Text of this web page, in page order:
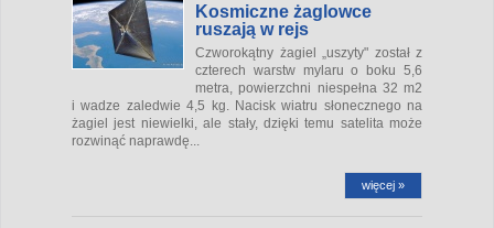
Kosmiczne żaglowce
ruszają w rejs
Czworokątny żagiel „uszyty" został z
czterech warstw mylaru o boku 5,6
metra, powierzchni niespełna 32 m2
i wadze zaledwie 4,5 kg. Nacisk wiatru słonecznego na
żagiel jest niewielki, ale stały, dzięki temu satelita może
rozwinąć naprawdę...
więcej »